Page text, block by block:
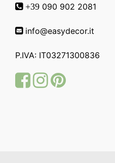
+39 090 902 2081
info@easydecor.it
P.IVA: IT03271300836
FacebookInstagram
Pinterest